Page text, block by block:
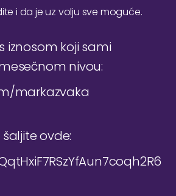
i da je uz volju sve moguće.
iznosom koji sami
nivou:
markazvaka
ovde: